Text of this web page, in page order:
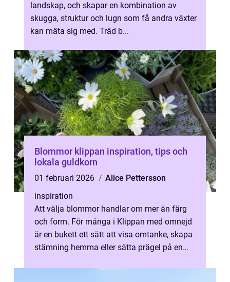
landskap, och skapar en kombination av
skugga, struktur och lugn som få andra växter
kan mäta sig med. Träd b...
Blommor klippan inspiration, tips och
lokala guldkorn
01 februari 2026
Alice Pettersson
inspiration
Att välja blommor handlar om mer än färg
och form. För många i Klippan med omnejd
är en bukett ett sätt att visa omtanke, skapa
stämning hemma eller sätta prägel på en